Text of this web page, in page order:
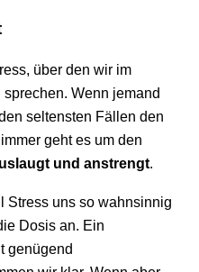
über den wir im
Wenn jemand
seltensten Fällen den
geht es um den
und anstrengt.
Stress uns so wahnsinnig
Dosis an. Ein
genügend